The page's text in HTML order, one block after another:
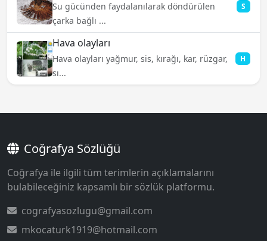
Su gücünden faydalanılarak döndürülen
çarka bağlı ...
S
Hava olayları
Hava olayları yağmur, sis, kırağı, kar, rüzgar,
sı...
H
Coğrafya Sözlüğü
Coğrafya ile ilgili tüm terimlerin açıklamalarını
bulabileceğiniz kapsamlı bir sözlük platformu.
cografyasozlugu@gmail.com
mkocaturk1919@hotmail.com